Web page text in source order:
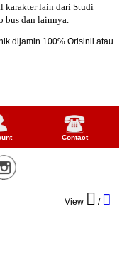
karakter lain dari Studi
dan lainnya.
dijamin 100% Orisinil atau
Contact
View /